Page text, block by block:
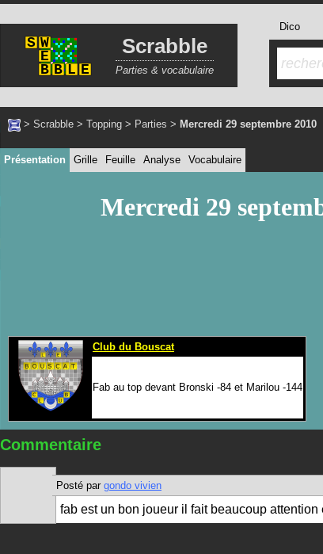
Scrabble
Parties & vocabulaire
Dico
> Scrabble > Topping > Parties > Mercredi 29 septembre 2010
Présentation Grille Feuille Analyse Vocabulaire
Mercredi 29
Club du Bouscat
Fab au top devant Bronski -84 et Marilou -144
Commentaire
Posté par gondo vivien
fab est un bon joueur il fait beaucoup